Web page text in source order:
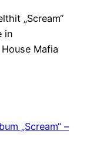
„Scream“
in
Mafia